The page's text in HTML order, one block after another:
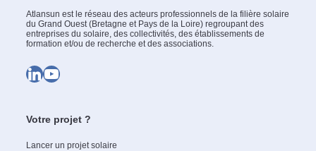
Atlansun est le réseau des acteurs professionnels de la filière solaire
du Grand Ouest (Bretagne et Pays de la Loire) regroupant des
entreprises du solaire, des collectivités, des établissements de
formation et/ou de recherche et des associations.
LinkedIn
YouTube
Votre projet ?
Lancer un projet solaire